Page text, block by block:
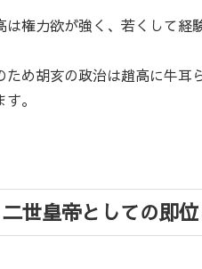
は権力欲が強く、若くして経
ため胡亥の政治は趙高に牛耳
。
二世皇帝としての即